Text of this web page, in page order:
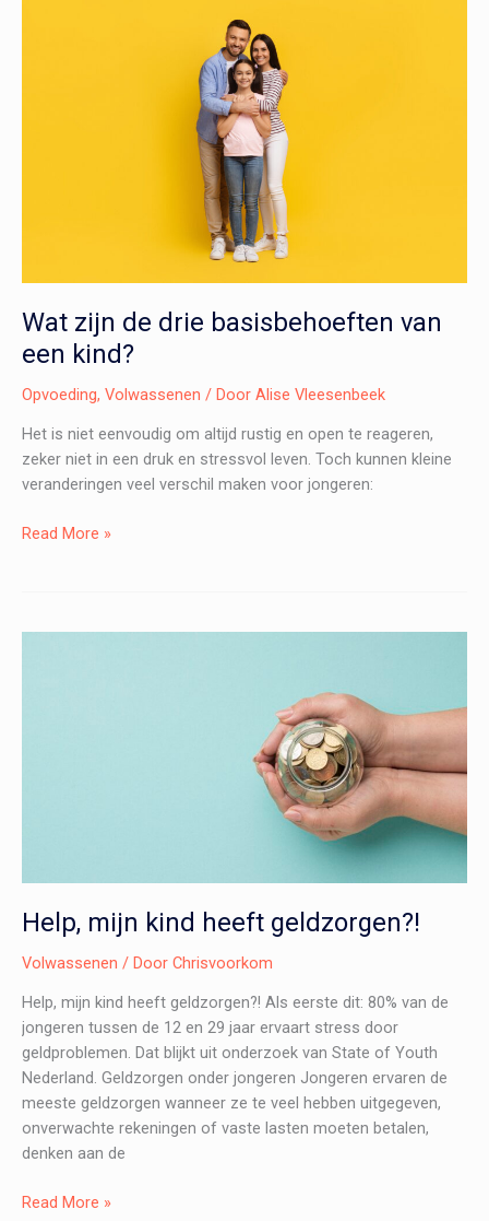
Wat zijn de drie basisbehoeften van
een kind?
Opvoeding, Volwassenen / Door Alise Vleesenbeek
Het is niet eenvoudig om altijd rustig en open te reageren,
zeker niet in een druk en stressvol leven. Toch kunnen kleine
veranderingen veel verschil maken voor jongeren:
Wat
basisbehoeften
Read More »
Help, mijn kind heeft geldzorgen?!
Volwassenen / Door Chrisvoorkom
Help, mijn kind heeft geldzorgen?! Als eerste dit: 80% van de
jongeren tussen de 12 en 29 jaar ervaart stress door
geldproblemen. Dat blijkt uit onderzoek van State of Youth
Nederland. Geldzorgen onder jongeren Jongeren ervaren de
meeste geldzorgen wanneer ze te veel hebben uitgegeven,
onverwachte rekeningen of vaste lasten moeten betalen,
denken aan de
Help,
Read More »